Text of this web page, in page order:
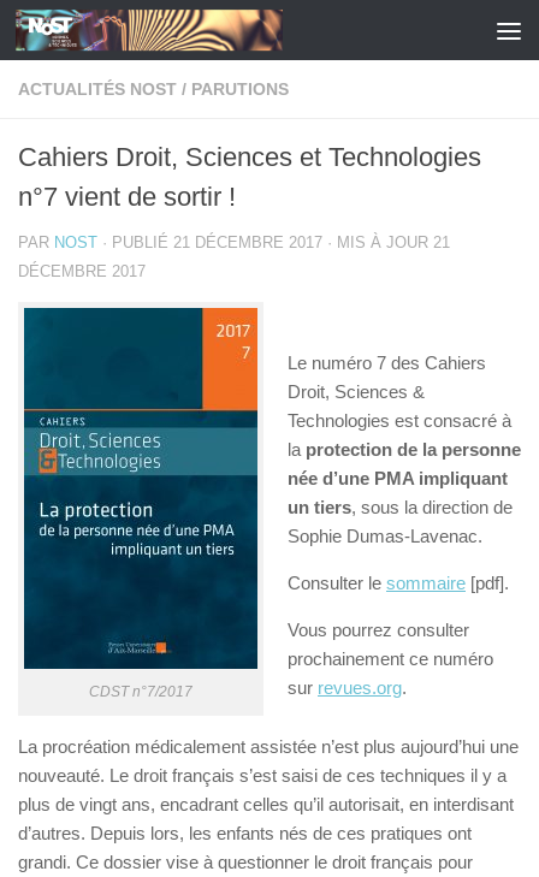
Skip to content
ACTUALITÉS NOST / PARUTIONS
Cahiers Droit, Sciences et Technologies
n°7 vient de sortir !
PAR NOST · PUBLIÉ 21 DÉCEMBRE 2017 · MIS À JOUR 21
DÉCEMBRE 2017
CDST n°7/2017
Le numéro 7 des Cahiers
Droit, Sciences &
Technologies est consacré à
la protection de la personne
née d’une PMA impliquant
un tiers, sous la direction de
Sophie Dumas-Lavenac.
La procréation médicalement assistée n’est plus aujourd’hui une
nouveauté. Le droit français s’est saisi de ces techniques il y a
plus de vingt ans, encadrant celles qu’il autorisait, en interdisant
d’autres. Depuis lors, les enfants nés de ces pratiques ont
grandi. Ce dossier vise à questionner le droit français pour
Consulter le sommaire [pdf].
Vous pourrez consulter
prochainement ce numéro
sur revues.org.